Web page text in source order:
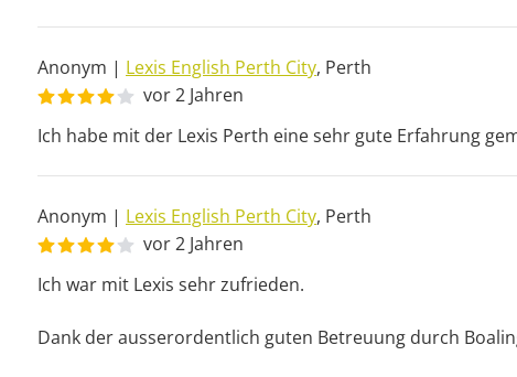
Anonym | Lexis English Perth City, Perth
vor 2 Jahren
Ich habe mit der Lexis Perth eine sehr gute Erfahrung
Anonym | Lexis English Perth City, Perth
vor 2 Jahren
Ich war mit Lexis sehr zufrieden.
Dank der ausserordentlich guten Betreuung durch